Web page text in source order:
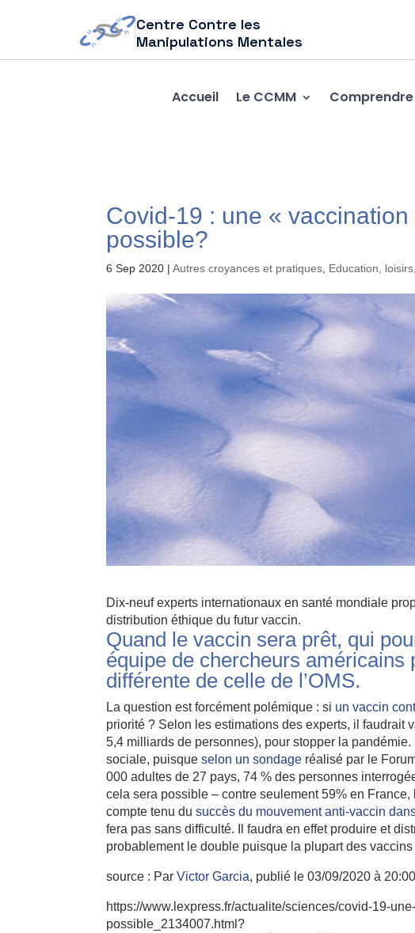
Centre Contre les
Manipulations Mentales
Accueil Le CCMM
Covid-19 : une «
possible?
6 Sep 2020 |Autres croyances et pratiques Education,
Dix-neuf experts internationaux en santé mondiale
distribution éthique du futur vaccin.
Quand le vaccin sera prêt, qui
équipe de chercheurs américains
différente de celle de l’OMS.
La question est forcément polémique : si un vaccin
priorité ? Selon les estimations des experts, il faudrait
5,4 milliards de personnes), pour stopper la
sociale, puisqueselon un sondage réalisé par le
000 adultes de 27 pays, 74 % des personnes
cela sera possible – contre seulement 59% en
compte tenu dusuccès du mouvement anti-vaccin
fera pas sans difficulté. Il faudra en effet produire et
probablement le double puisque la plupart des
source : ParVictor Garcia, publié le03/09/2020 à 20:00
https://www.lexpress.fr/actualite/sciences/covid-19-
possible_2134007.html?